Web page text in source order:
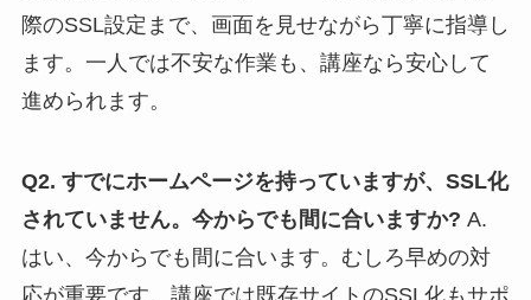
際のSSL設定まで、画面を見せながら丁寧に指導し
ます。一人では不安な作業も、講座なら安心して
進められます。
Q2. すでにホームページを持っていますが、SSL化
されていません。今からでも間に合いますか? A.
はい、今からでも間に合います。むしろ早めの対
応が重要です。講座では既存サイトのSSL化もサポ